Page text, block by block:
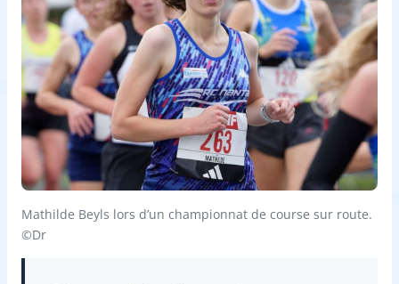
Mathilde Beyls lors d’un championnat de course sur route.
©Dr